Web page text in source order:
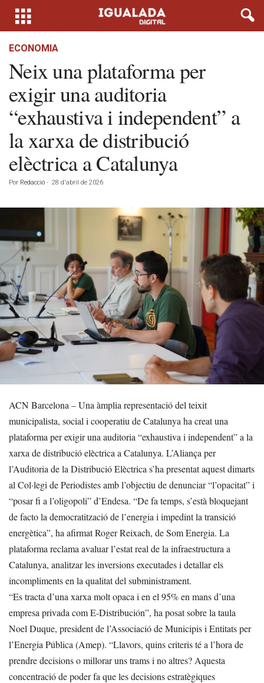
ECONOMIA
Neix una plataforma per
exigir una auditoria
“exhaustiva i independent” a
la xarxa de distribució
elèctrica a Catalunya
Por Redacció - 28 d'abril de 2026
ACN Barcelona – Una àmplia representació del teixit
municipalista, social i cooperatiu de Catalunya ha creat una
plataforma per exigir una auditoria “exhaustiva i independent” a la
xarxa de distribució elèctrica a Catalunya. L’Aliança per
l’Auditoria de la Distribució Elèctrica s’ha presentat aquest dimarts
al Col·legi de Periodistes amb l’objectiu de denunciar “l’opacitat” i
“posar fi a l’oligopoli” d’Endesa. “De fa temps, s’està bloquejant
de facto la democratització de l’energia i impedint la transició
energètica”, ha afirmat Roger Reixach, de Som Energia. La
plataforma reclama avaluar l’estat real de la infraestructura a
Catalunya, analitzar les inversions executades i detallar els
incompliments en la qualitat del subministrament.
“Es tracta d’una xarxa molt opaca i en el 95% en mans d’una
empresa privada com E-Distribución”, ha posat sobre la taula
Noel Duque, president de l’Associació de Municipis i Entitats per
l’Energia Pública (Amep). “Llavors, quins criteris té a l’hora de
prendre decisions o millorar uns trams i no altres? Aquesta
concentració de poder fa que les decisions estratègiques